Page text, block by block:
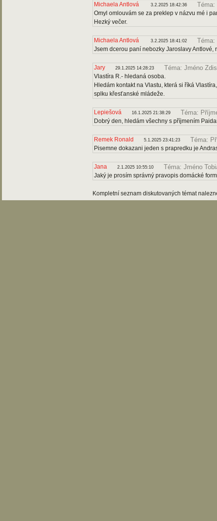
Michaela Antlová 3.2.2025 18:42:36 Téma:
Omyl omlouvám se za preklep v názvu mé i
Hezký večer.
Michaela Antlová 3.2.2025 18:41:02 Téma:
Jsem dcerou paní nebozky Jaroslavy
Jary 29.1.2025 14:28:23 Téma: Jméno
Vlastíra R.- hledaná osoba.
Hledám kontakt na Vlastu, která si říká
splku křesťanské mládeže.
Lepiešová 16.1.2025 21:38:29 Téma:
Dobrý den, hledám všechny s příjmením
Remek Ronald 5.1.2025 23:41:23 Téma:
Pisemne dokazani jeden s prapredku je
Jana 2.1.2025 10:55:10 Téma: Jméno
Jaký je prosím správný pravopis domácké
Kompletní seznam diskutovaných témat